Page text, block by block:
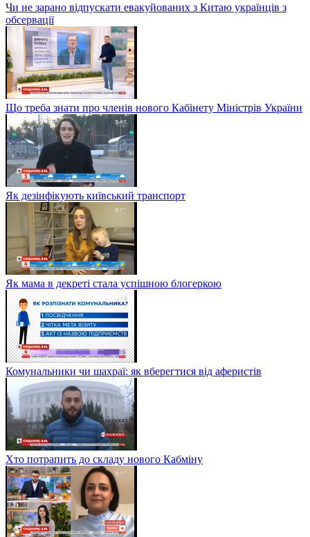
Чи не зарано відпускати евакуйованих з Китаю українців з
обсервації
Що треба знати про членів нового Кабінету Міністрів України
Як дезінфікують київський транспорт
Як мама в декреті стала успішною блогеркою
Комунальники чи шахраї: як вберегтися від аферистів
Хто потрапить до складу нового Кабміну